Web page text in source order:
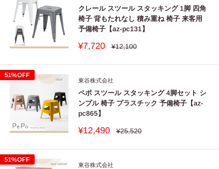
クレール スツール スタッキング 1脚 四角
椅子 背もたれなし 積み重ね 椅子 来客用
予備椅子【az-pc131】
販
価
¥7,720
通
格
¥12,100
51%OFF
東谷株式会社
ペポ スツール スタッキング 4脚セット シ
ンプル 椅子 プラスチック 予備椅子【az-
pc865】
販
価
¥12,490
通
格
¥25,520
51%OFF
東谷株式会社